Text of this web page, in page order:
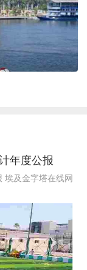
年度公报
埃及金字塔在线网